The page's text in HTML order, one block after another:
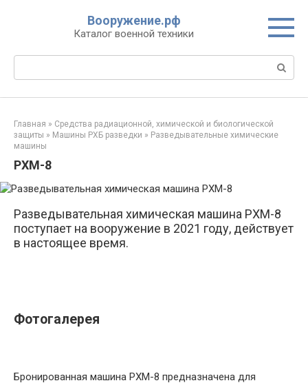
Вооружение.рф
Каталог военной техники
Поиск:
Главная » Средства радиационной, химической и биологической
защиты » Машины РХБ разведки » Разведывательные химические
машины
РХМ-8
Разведывательная химическая машина РХМ-8
поступает на вооружение в 2021 году, действует
в настоящее время.
Фотогалерея
Бронированная машина РХМ-8 предназначена для